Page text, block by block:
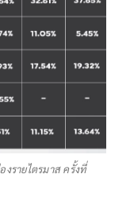
งรายไตรมาส ครั้งที่